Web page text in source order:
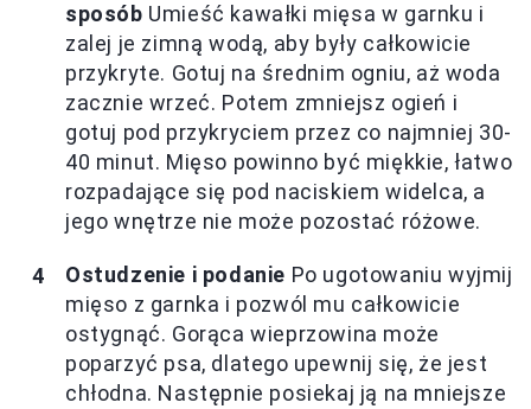
sposób Umieść kawałki mięsa w garnku i
zalej je zimną wodą, aby były całkowicie
przykryte. Gotuj na średnim ogniu, aż woda
zacznie wrzeć. Potem zmniejsz ogień i
gotuj pod przykryciem przez co najmniej 30-
40 minut. Mięso powinno być miękkie, łatwo
rozpadające się pod naciskiem widelca, a
jego wnętrze nie może pozostać różowe.
Ostudzenie i podanie Po ugotowaniu wyjmij
mięso z garnka i pozwól mu całkowicie
ostygnąć. Gorąca wieprzowina może
poparzyć psa, dlatego upewnij się, że jest
chłodna. Następnie posiekaj ją na mniejsze